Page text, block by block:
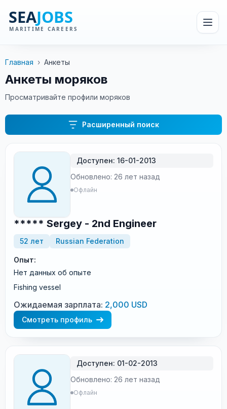
Главная › Анкеты
Анкеты моряков
Просматривайте профили моряков
Расширенный поиск
Доступен: 16-01-2013
Обновлено: 26 лет назад
Офлайн
***** Sergey - 2nd Engineer
52 лет Russian Federation
Опыт:
Нет данных об опыте
Fishing vessel
Ожидаемая зарплата: 2,000 USD
Смотреть профиль
Доступен: 01-02-2013
Обновлено: 26 лет назад
Офлайн